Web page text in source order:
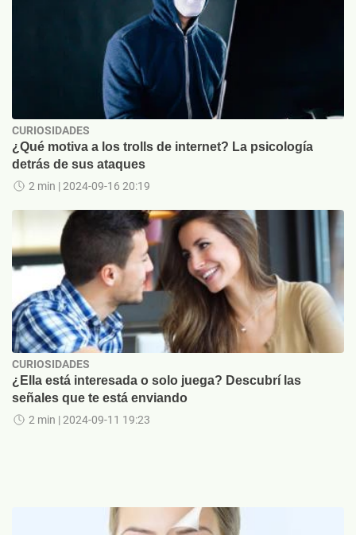
CURIOSIDADES
¿Qué motiva a los trolls de internet? La psicología
detrás de sus ataques
2 min | 2024-09-16 20:19
CURIOSIDADES
¿Ella está interesada o solo juega? Descubrí las
señales que te está enviando
2 min | 2024-09-11 19:23